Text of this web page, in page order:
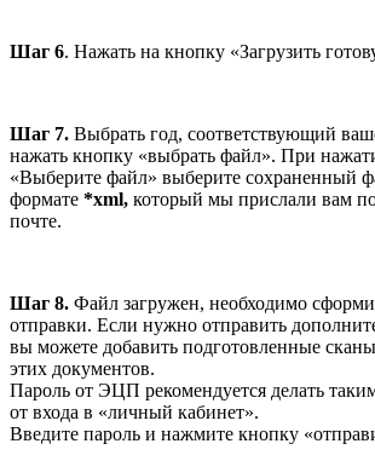
Шаг 6. Нажать на кнопку «Загрузить
Шаг 7. Выбрать год, соответствующий
нажать кнопку «выбрать файл». При
«Выберите файл» выберите сохраненный
формате *xml, который мы прислали вам
почте.
Шаг 8. Файл загружен, необходимо
отправки. Если нужно отправить
вы можете добавить подготовленные
этих документов.
Пароль от ЭЦП рекомендуется делать
от входа в «личный кабинет».
Введите пароль и нажмите кнопку